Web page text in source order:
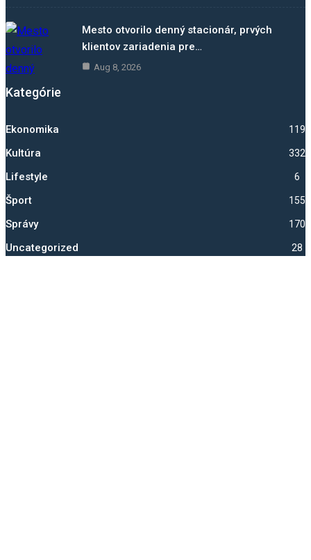
Mesto otvorilo denný stacionár, prvých
klientov zariadenia pre…
Aug 8, 2026
Kategórie
Ekonomika 1193
Kultúra 332
Lifestyle 6
Šport 1551
Správy
Uncategorized 28